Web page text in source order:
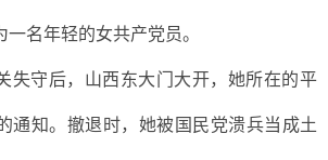
名年轻的女共产党员。
失守后，山西东大门大开，她所在的平
通知。撤退时，她被国民党溃兵当成土